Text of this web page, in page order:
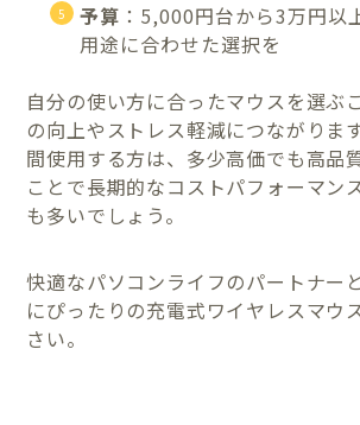
予算 ：5,000円台から3万円以
用途に合わせた選択を
自分の使い方に合ったマウスを選ぶ
の向上やストレス軽減につながりま
間使用する方は、多少高価でも高品
ことで長期的なコストパフォーマン
も多いでしょう。
快適なパソコンライフのパートナー
にぴったりの充電式ワイヤレスマウ
さい。